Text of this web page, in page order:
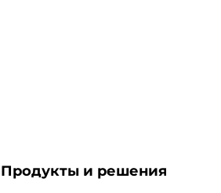
Продукты и решения